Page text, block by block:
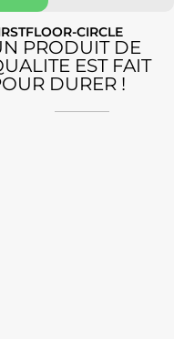
CIRCLE
PRODUIT DE
EST FAIT
DURER !